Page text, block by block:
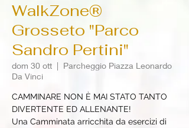
WalkZone®
Grosseto "Parco
Sandro Pertini"
dom 30 ott
  |
Parcheggio Piazza Leonardo
Da Vinci
CAMMINARE NON È MAI STATO TANTO
DIVERTENTE ED ALLENANTE!
Una Camminata arricchita da esercizi di